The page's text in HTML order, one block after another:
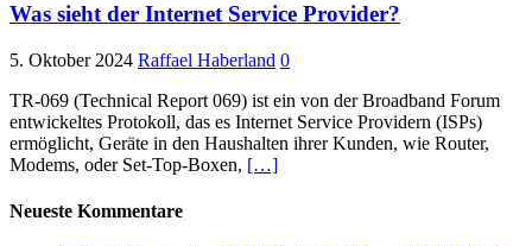
Was sieht der Internet Service Provider?
5. Oktober 2024 Raffael Haberland 0
TR-069 (Technical Report 069) ist ein von der Broadband Forum
entwickeltes Protokoll, das es Internet Service Providern (ISPs)
ermöglicht, Geräte in den Haushalten ihrer Kunden, wie Router,
Modems, oder Set-Top-Boxen, […]
Neueste Kommentare